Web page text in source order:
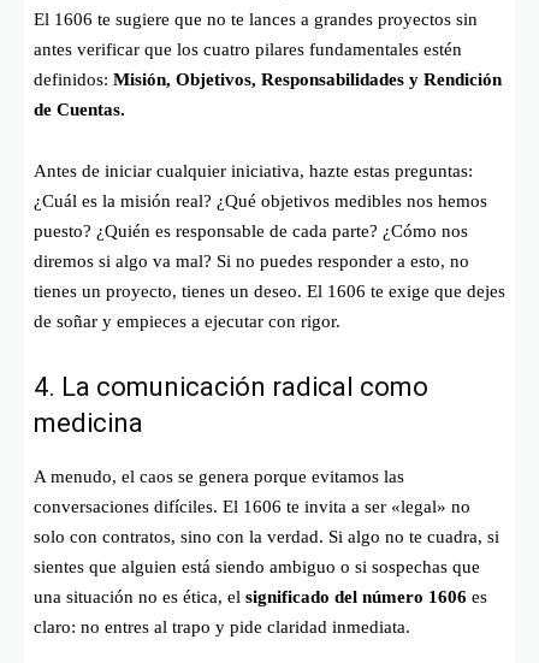
El 1606 te sugiere que no te lances a grandes proyectos sin
antes verificar que los cuatro pilares fundamentales estén
definidos: Misión, Objetivos, Responsabilidades y Rendición
de Cuentas.
Antes de iniciar cualquier iniciativa, hazte estas preguntas:
¿Cuál es la misión real? ¿Qué objetivos medibles nos hemos
puesto? ¿Quién es responsable de cada parte? ¿Cómo nos
diremos si algo va mal? Si no puedes responder a esto, no
tienes un proyecto, tienes un deseo. El 1606 te exige que dejes
de soñar y empieces a ejecutar con rigor.
4. La comunicación radical como
medicina
A menudo, el caos se genera porque evitamos las
conversaciones difíciles. El 1606 te invita a ser «legal» no
solo con contratos, sino con la verdad. Si algo no te cuadra, si
sientes que alguien está siendo ambiguo o si sospechas que
una situación no es ética, el significado del número 1606 es
claro: no entres al trapo y pide claridad inmediata.